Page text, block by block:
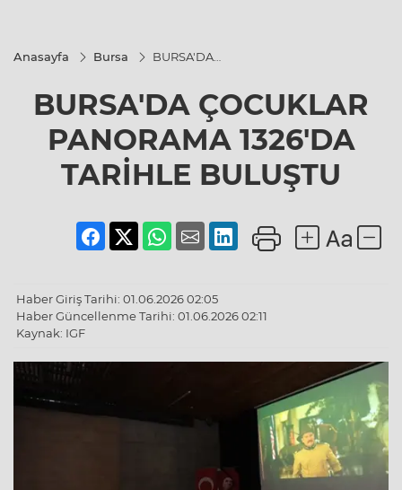
Anasayfa Bursa
BURSA'DA
1326'DA
TARİHLE
BULUŞTU
BURSA'DA ÇOCUKLAR
PANORAMA 1326'DA
TARİHLE BULUŞTU
Haber Giriş Tarihi: 01.06.2026 02:05
Haber Güncellenme Tarihi: 01.06.2026 02:11
Kaynak: IGF